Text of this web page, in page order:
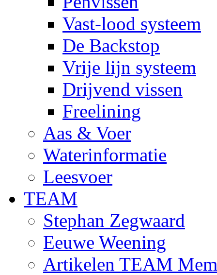
Vast-lood systeem
De Backstop
Vrije lijn systeem
Drijvend vissen
Freelining
Aas & Voer
Waterinformatie
Leesvoer
TEAM
Stephan Zegwaard
Eeuwe Weening
Artikelen TEAM